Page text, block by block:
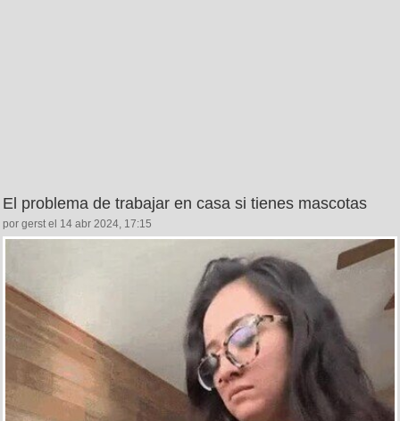
El problema de trabajar en casa si tienes mascotas
por gerst el 14 abr 2024, 17:15